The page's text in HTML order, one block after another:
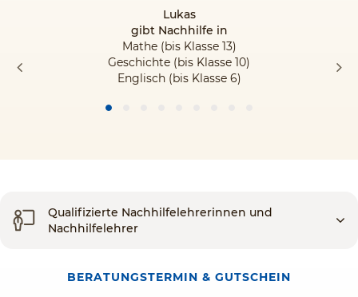
Lukas
gibt Nachhilfe in
Mathe (bis Klasse 13)
Geschichte (bis Klasse 10)
Englisch (bis Klasse 6)
Qualifizierte Nachhilfelehrerinnen und
Nachhilfelehrer
BERATUNGSTERMIN & GUTSCHEIN